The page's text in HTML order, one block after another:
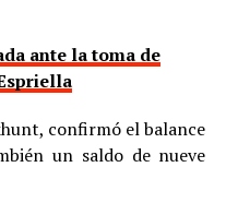
ante la toma de
confirmó el balance
un saldo de nueve